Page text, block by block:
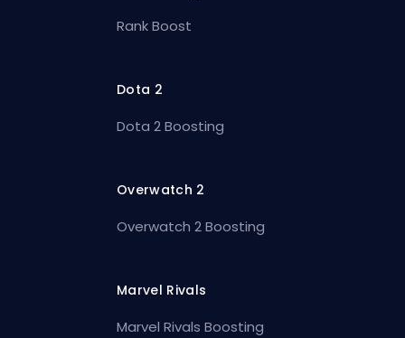
Rank Boost
Dota 2
Dota 2 Boosting
Overwatch 2
Overwatch 2 Boosting
Marvel Rivals
Marvel Rivals Boosting